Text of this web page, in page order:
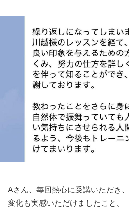
Aさん、毎回熱心に受講いただき、
変化も実感いただけましたこと、